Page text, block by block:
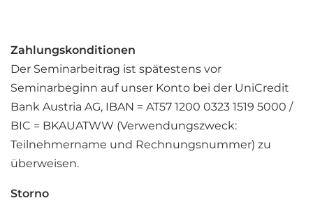
Zahlungskonditionen
Der Seminarbeitrag ist spätestens vor
Seminarbeginn auf unser Konto bei der UniCredit
Bank Austria AG, IBAN = AT57 1200 0323 1519 5000 /
BIC = BKAUATWW (Verwendungszweck:
Teilnehmername und Rechnungsnummer) zu
überweisen.
Storno